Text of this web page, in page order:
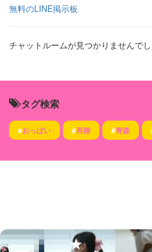
無料のLINE掲示板
チャットルームが見つかりませんでし
タグ検索
#おっぱい #再婚 #青森